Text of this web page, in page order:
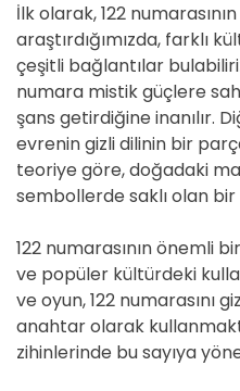
İlk olarak, 122 numarasının
araştırdığımızda, farklı
çeşitli bağlantılar
numara mistik güçlere
şans getirdiğine inanılır.
evrenin gizli dilinin bir
teoriye göre, doğadaki
sembollerde saklı olan
122 numarasının önemli
ve popüler kültürdeki
ve oyun, 122 numarasını
anahtar olarak
zihinlerinde bu sayıya